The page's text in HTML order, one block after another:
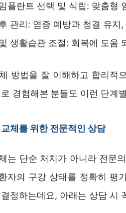
플란트 선택 및 식립: 맞춤형
관리: 염증 예방과 청결 유지
생활습관 조절: 회복에 도움
방법을 잘 이해하고 합리적
경험해본 분들도 이런 단계
체를 위한 전문적인 상담
는 단순 처치가 아니라 전문
자의 구강 상태를 정확히 평
정하는데요, 아래는 상담 시